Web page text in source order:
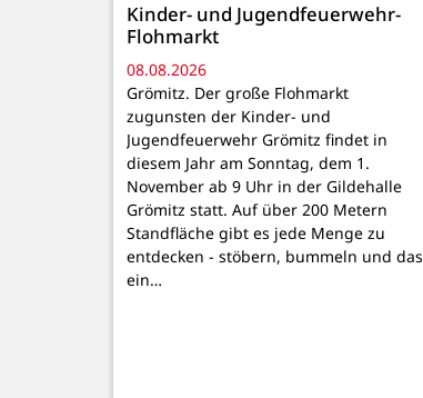
Kinder- und Jugendfeuerwehr-
Flohmarkt
08.08.2026
Grömitz. Der große Flohmarkt
zugunsten der Kinder- und
Jugendfeuerwehr Grömitz findet in
diesem Jahr am Sonntag, dem 1.
November ab 9 Uhr in der Gildehalle
Grömitz statt. Auf über 200 Metern
Standfläche gibt es jede Menge zu
entdecken - stöbern, bummeln und das
ein…